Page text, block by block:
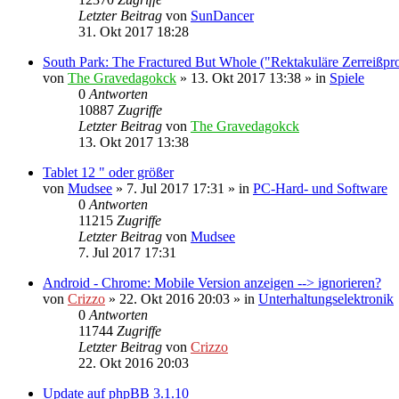
Letzter Beitrag von SunDancer
31. Okt 2017 18:28
South Park: The Fractured But Whole ("Rektakuläre
von The Gravedagokck » 13. Okt 2017 13:38 » in Spiele
0 Antworten
10887 Zugriffe
Letzter Beitrag von The Gravedagokck
13. Okt 2017 13:38
Tablet 12 " oder größer
von Mudsee » 7. Jul 2017 17:31 » in PC-Hard- und Software
0 Antworten
11215 Zugriffe
Letzter Beitrag von Mudsee
7. Jul 2017 17:31
Android - Chrome: Mobile Version anzeigen --> ignorieren?
von Crizzo » 22. Okt 2016 20:03 » in Unterhaltungselektronik
0 Antworten
11744 Zugriffe
Letzter Beitrag von Crizzo
22. Okt 2016 20:03
Update auf phpBB 3.1.10